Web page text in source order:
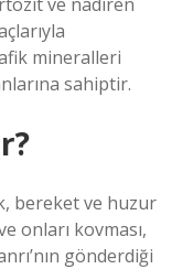
mineralleri
sahiptir.
bereket ve huzur
onları kovması,
gönderdiği